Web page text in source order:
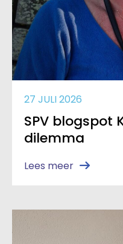
27 JULI 2026
SPV blogspot
dilemma
Lees meer